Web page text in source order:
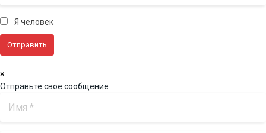
Я человек
×
Отправьте свое сообщение